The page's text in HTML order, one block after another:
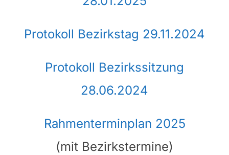
Protokoll Bezirkstag 29.11.2024
Protokoll Bezirkssitzung
28.06.2024
Rahmenterminplan 2025
(mit Bezirkstermine)